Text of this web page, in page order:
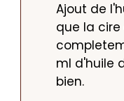
Ajout de
que la
ml d'huile
bien.